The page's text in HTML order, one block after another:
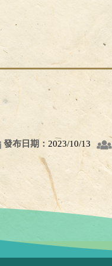
發布日期： 2023/10/13